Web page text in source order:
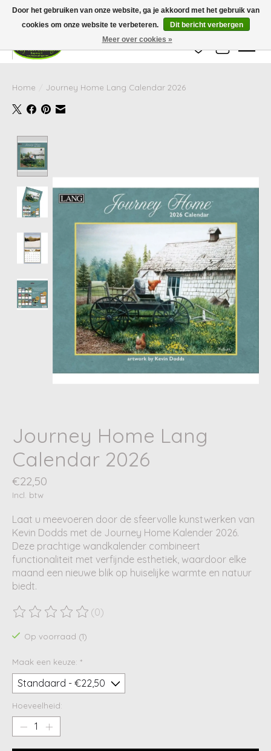
Wij zijn gesloten van 24 december tot en met 25 januari. Houd er rekening mee
dat de levertijd van uw bestelling in deze periode langer kan zijn dan
gebruikelijk.
Verlanglijst
Home Journey Home Lang Calendar 2026
Journey Home Lang
Calendar 2026
€22,50
Incl. btw
Laat u meevoeren door de sfeervolle kunstwerken van
Kevin Dodds met de Journey Home Kalender 2026.
Deze prachtige wandkalender combineert
functionaliteit met verfijnde esthetiek, waardoor elke
maand een nieuwe blik op huiselijke warmte en natuur
biedt.
De beoordeling van dit product is
(0)
Op voorraad (1)
Maak een keuze: *
Hoeveelheid:
Door het gebruiken van onze website, ga je akkoord met het gebruik van
cookies om onze website te verbeteren.
Dit bericht verbergen
Meer over cookies »